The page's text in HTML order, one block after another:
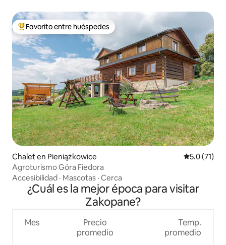
De los mejores en Favorito entre huéspedes
Favorito entre huéspedes
Chalet en Pieniążkowice Calificación
5.0 (71)
Agroturismo Góra Fiedora
Accesibilidad · Mascotas · Cerca
¿Cuál es la mejor época para visitar
Zakopane?
Mes
Precio
promedio
Temp.
promedio